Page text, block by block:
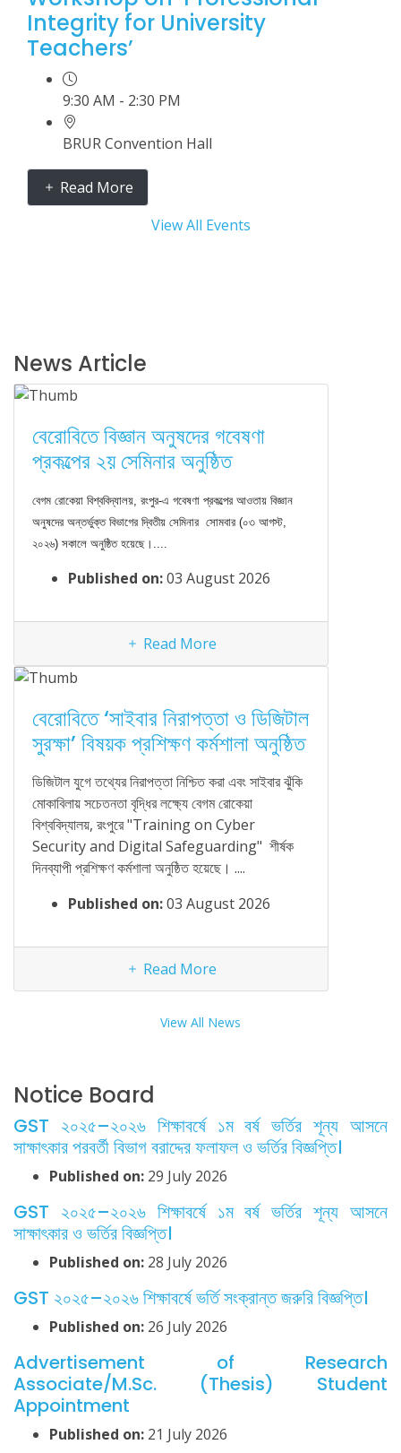
Integrity for University
Teachers’
9:30 AM - 2:30 PM
BRUR Convention Hall
Read More
View All Events
News Article
বেরোবিতে বিজ্ঞান অনুষদের গবেষণা
প্রকল্পের ২য় সেমিনার অনুষ্ঠিত
বেগম রোকেয়া বিশ্ববিদ্যালয়, রংপুর-এ গবেষণা প্রকল্পের আওতায় বিজ্ঞান
অনুষদের অন্তর্ভুক্ত বিভাগের দ্বিতীয় সেমিনার সোমবার (০৩ আগস্ট,
২০২৬) সকালে অনুষ্ঠিত হয়েছে।....
Published on:03 August 2026
Read More
বেরোবিতে ‘সাইবার নিরাপত্তা ও ডিজিটাল
সুরক্ষা’ বিষয়ক প্রশিক্ষণ কর্মশালা অনুষ্ঠিত
ডিজিটাল যুগে তথ্যের নিরাপত্তা নিশ্চিত করা এবং সাইবার ঝুঁকি
মোকাবিলায় সচেতনতা বৃদ্ধির লক্ষ্যে বেগম রোকেয়া
বিশ্ববিদ্যালয়, রংপুরে "Training on Cyber
Security and Digital Safeguarding" শীর্ষক
দিনব্যাপী প্রশিক্ষণ কর্মশালা অনুষ্ঠিত হয়েছে। ....
Published on:03 August 2026
Read More
View All News
Notice Board
GST ২০২৫–২০২৬ শিক্ষাবর্ষে ১ম বর্ষ ভর্তির শূন্য আসনে
সাক্ষাৎকার পরবর্তী বিভাগ বরাদ্দের ফলাফল ও ভর্তির বিজ্ঞপ্তি।
Published on: 29 July 2026
GST ২০২৫–২০২৬ শিক্ষাবর্ষে ১ম বর্ষ ভর্তির শূন্য আসনে
সাক্ষাৎকার ও ভর্তির বিজ্ঞপ্তি।
Published on: 28 July 2026
GST ২০২৫–২০২৬ শিক্ষাবর্ষে ভর্তি সংক্রান্ত জরুরি বিজ্ঞপ্তি।
Published on: 26 July 2026
Advertisement of Research
Associate/M.Sc. (Thesis) Student
Appointment
Published on: 21 July 2026